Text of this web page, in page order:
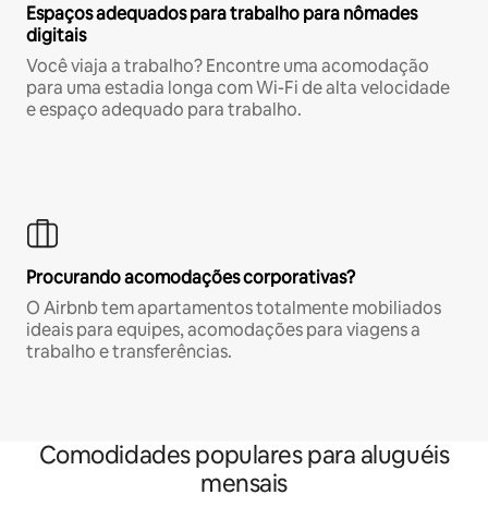
Espaços adequados para trabalho para nômades
digitais
Você viaja a trabalho? Encontre uma acomodação
para uma estadia longa com Wi-Fi de alta velocidade
e espaço adequado para trabalho.
Procurando acomodações corporativas?
O Airbnb tem apartamentos totalmente mobiliados
ideais para equipes, acomodações para viagens a
trabalho e transferências.
Comodidades populares para aluguéis
mensais